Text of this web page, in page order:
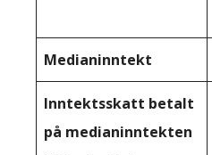
Medianinntekt
Inntektsskatt betalt
på medianinntekten